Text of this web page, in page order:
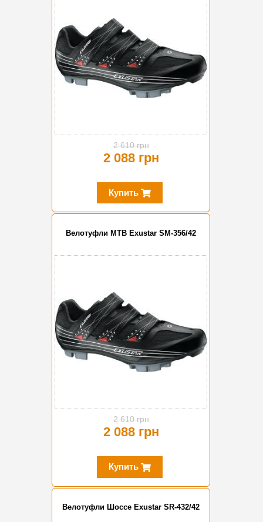
2 610 грн
2 088 грн
Купить
Велотуфли MTB Exustar SM-356/42
2 610 грн
2 088 грн
Купить
Велотуфли Шоссе Exustar SR-432/42